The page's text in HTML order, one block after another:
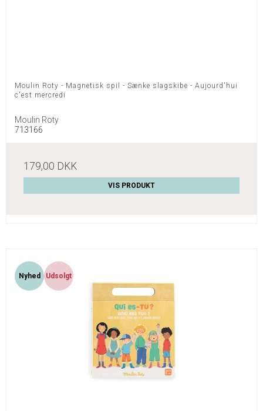
Moulin Roty - Magnetisk spil - Sænke slagskibe - Aujourd'hui
c'est mercredi
Moulin Roty
713166
179,00 DKK
VIS PRODUKT
Nyhed Udsolgt